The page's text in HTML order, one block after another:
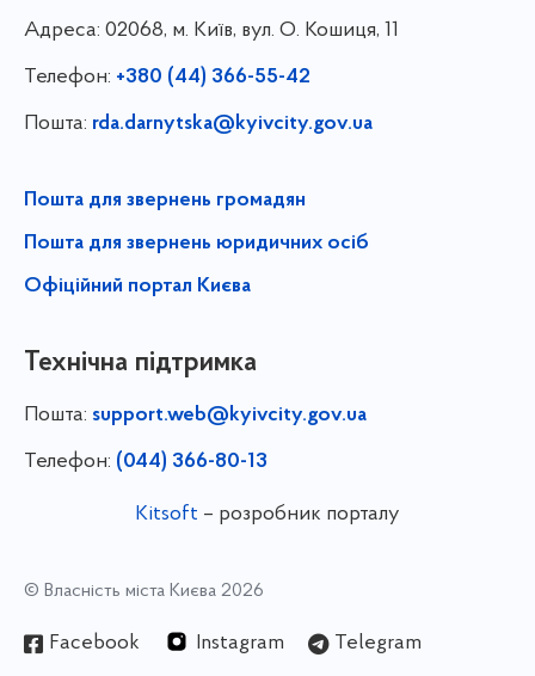
Адреса: 02068, м. Київ, вул. О. Кошиця, 11
Телефон: +380 (44) 366-55-42
Пошта: rda.darnytska@kyivcity.gov.ua
Пошта для звернень громадян
Пошта для звернень юридичних осіб
Офіційний портал Києва
Технічна підтримка
Пошта: support.web@kyivcity.gov.ua
Телефон: (044) 366-80-13
Kitsoft – розробник порталу
© Власність міста Києва 2026
Facebook Instagram Telegram